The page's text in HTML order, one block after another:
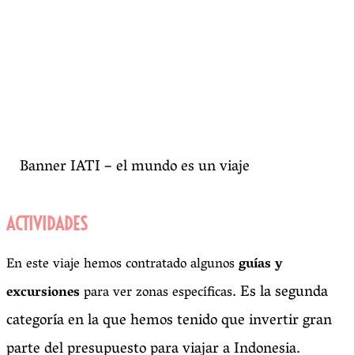
Banner IATI – el mundo es un viaje
ACTIVIDADES
En este viaje hemos contratado algunosguías y
excursionespara ver zonas específicas. Es la segunda
categoría en la que hemos tenido que invertir gran